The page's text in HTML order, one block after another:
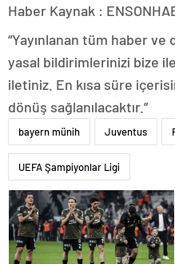
Haber Kaynak :
“Yayınlanan tüm haber
yasal bildirimlerinizi bize
iletiniz. En kısa süre
dönüş sağlanılacaktır.”
bayern münih Juventus
UEFA Şampiyonlar Ligi